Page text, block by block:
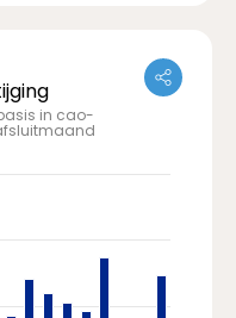
in cao-